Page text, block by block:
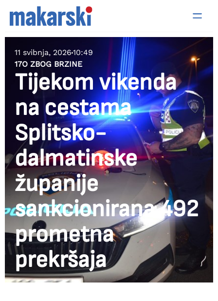
11 svibnja, 2026 10:49
17O ZBOG BRZINE
Tijekom vikenda
na cestama
Splitsko-
dalmatinske
županije
sankcionirana 492
prometna
prekršaja